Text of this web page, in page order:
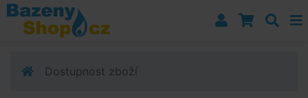
Přejít k navigaci
Přejít na obsah
Přejít k postrannímu sloupci
Dostupnost zboží